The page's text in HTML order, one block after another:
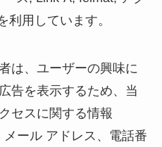
利用しています。
は、ユーザーの興味に
告を表示するため、当
セスに関する情報
メール アドレス、電話番